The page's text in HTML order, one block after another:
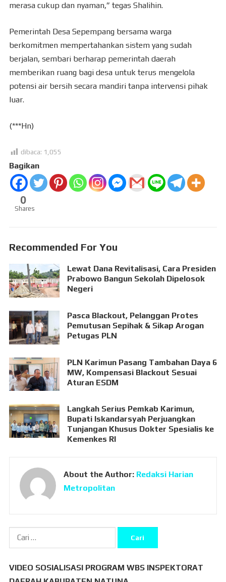
merasa cukup dan nyaman,” tegas Shalihin.
Pemerintah Desa Sepempang bersama warga
berkomitmen mempertahankan sistem yang sudah
berjalan, sembari berharap pemerintah daerah
memberikan ruang bagi desa untuk terus mengelola
potensi air bersih secara mandiri tanpa intervensi pihak
luar.
(***Hn)
dibaca: 1,055
Bagikan
0
Shares
Recommended For You
Lewat Dana Revitalisasi, Cara Presiden
Prabowo Bangun Sekolah Dipelosok
Negeri
Pasca Blackout, Pelanggan Protes
Pemutusan Sepihak & Sikap Arogan
Petugas PLN
PLN Karimun Pasang Tambahan Daya 6
MW, Kompensasi Blackout Sesuai
Aturan ESDM
Langkah Serius Pemkab Karimun,
Bupati Iskandarsyah Perjuangkan
Tunjangan Khusus Dokter Spesialis ke
Kemenkes RI
About the Author: Redaksi Harian
Metropolitan
Cari
untuk:
VIDEO SOSIALISASI PROGRAM WBS INSPEKTORAT